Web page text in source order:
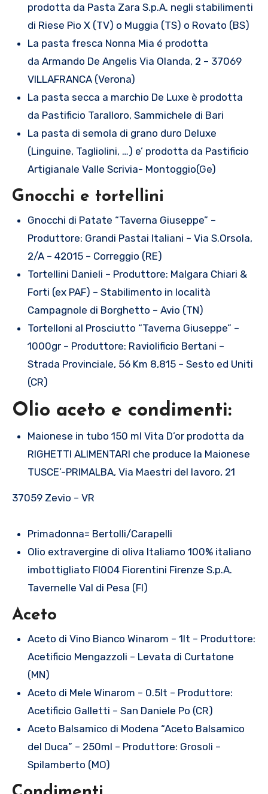
prodotta da Pasta Zara S.p.A. negli stabilimenti
di Riese Pio X (TV) o Muggia (TS) o Rovato (BS)
La pasta fresca Nonna Mia é prodotta
da Armando De Angelis Via Olanda, 2 – 37069
VILLAFRANCA (Verona)
La pasta secca a marchio De Luxe è prodotta
da Pastificio Taralloro, Sammichele di Bari
La pasta di semola di grano duro Deluxe
(Linguine, Tagliolini, …) e’ prodotta da Pastificio
Artigianale Valle Scrivia- Montoggio(Ge)
Gnocchi e tortellini
Gnocchi di Patate “Taverna Giuseppe” –
Produttore: Grandi Pastai Italiani – Via S.Orsola,
2/A – 42015 – Correggio (RE)
Tortellini Danieli – Produttore: Malgara Chiari &
Forti (ex PAF) – Stabilimento in località
Campagnole di Borghetto – Avio (TN)
Tortelloni al Prosciutto “Taverna Giuseppe” –
1000gr – Produttore: Raviolificio Bertani –
Strada Provinciale, 56 Km 8,815 – Sesto ed Uniti
(CR)
Olio aceto e condimenti:
Maionese in tubo 150 ml Vita D’or prodotta da
RIGHETTI ALIMENTARI che produce la Maionese
TUSCE’-PRIMALBA, Via Maestri del lavoro, 21
37059 Zevio – VR
Primadonna= Bertolli/Carapelli
Olio extravergine di oliva Italiamo 100% italiano
imbottigliato FI004 Fiorentini Firenze S.p.A.
Tavernelle Val di Pesa (FI)
Aceto
Aceto di Vino Bianco Winarom – 1lt – Produttore:
Acetificio Mengazzoli – Levata di Curtatone
(MN)
Aceto di Mele Winarom – 0.5lt – Produttore:
Acetificio Galletti – San Daniele Po (CR)
Aceto Balsamico di Modena “Aceto Balsamico
del Duca” – 250ml – Produttore: Grosoli –
Spilamberto (MO)